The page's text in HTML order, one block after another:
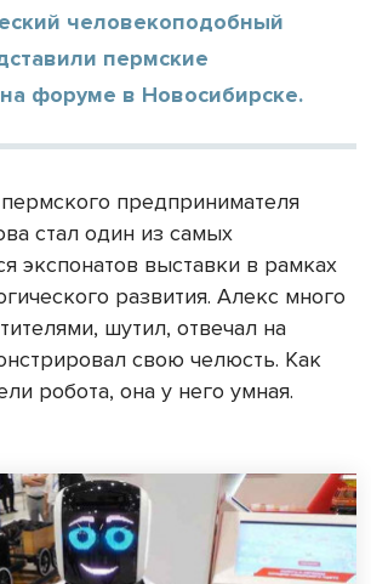
человекоподобный
пермские
форуме в Новосибирске.
предпринимателя
стал один из самых
экспонатов выставки в рамках
развития. Алекс много
шутил, отвечал на
свою челюсть. Как
робота, она у него умная.